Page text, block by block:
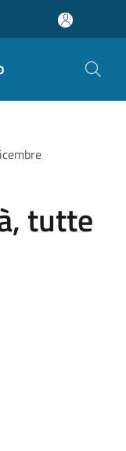
tutte